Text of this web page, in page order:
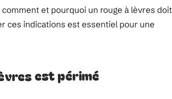
et pourquoi un rouge à lèvres doit
ces indications est essentiel pour une
est périmé